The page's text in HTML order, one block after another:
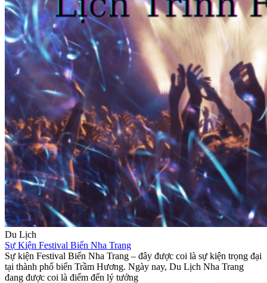
Du Lịch
Sự Kiện Festival Biển Nha Trang
Sự kiện Festival Biển Nha Trang – đây được coi là sự kiện trọng đại
tại thành phố biển Trầm Hương. Ngày nay, Du Lịch Nha Trang
đang được coi là điểm đến lý tưởng